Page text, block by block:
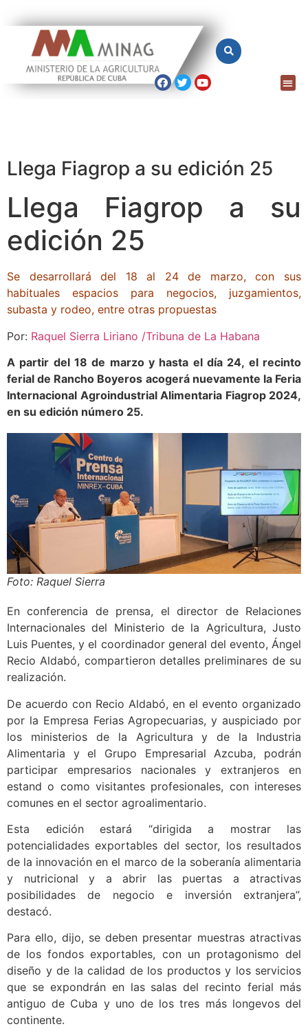
Llega Fiagrop a su edición 25
Llega Fiagrop a su
edición 25
Se desarrollará del 18 al 24 de marzo, con sus
habituales espacios para negocios, juzgamientos,
subasta y rodeo, entre otras propuestas
Por: Raquel Sierra Liriano /Tribuna de La Habana
A partir del 18 de marzo y hasta el día 24, el recinto
ferial de Rancho Boyeros acogerá nuevamente la Feria
Internacional Agroindustrial Alimentaria Fiagrop 2024,
en su edición número 25.
Foto: Raquel Sierra
En conferencia de prensa, el director de Relaciones
Internacionales del Ministerio de la Agricultura, Justo
Luis Puentes, y el coordinador general del evento, Ángel
Recio Aldabó, compartieron detalles preliminares de su
realización.
De acuerdo con Recio Aldabó, en el evento organizado
por la Empresa Ferias Agropecuarias, y auspiciado por
los ministerios de la Agricultura y de la Industria
Alimentaria y el Grupo Empresarial Azcuba, podrán
participar empresarios nacionales y extranjeros en
estand o como visitantes profesionales, con intereses
comunes en el sector agroalimentario.
Esta edición estará “dirigida a mostrar las
potencialidades exportables del sector, los resultados
de la innovación en el marco de la soberanía alimentaria
y nutricional y a abrir las puertas a atractivas
posibilidades de negocio e inversión extranjera”,
destacó.
Para ello, dijo, se deben presentar muestras atractivas
de los fondos exportables, con un protagonismo del
diseño y de la calidad de los productos y los servicios
que se expondrán en las salas del recinto ferial más
antiguo de Cuba y uno de los tres más longevos del
continente.